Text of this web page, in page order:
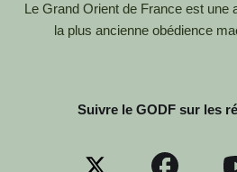
Le Grand Orient de France est une
la plus ancienne obédience
Suivre le GODF sur les